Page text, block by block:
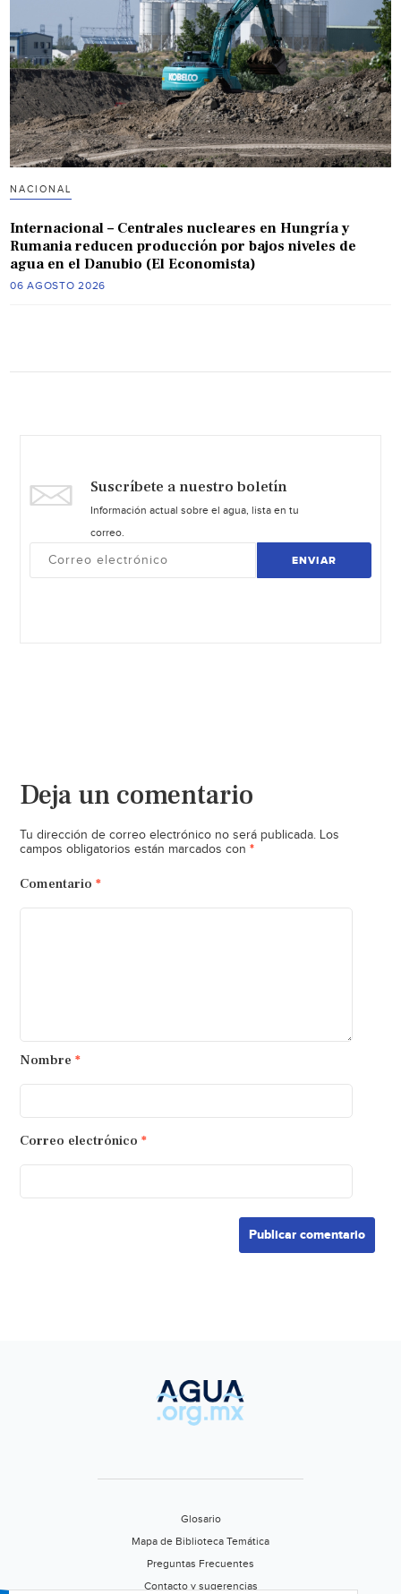
NACIONAL
Internacional – Centrales nucleares en Hungría y
Rumania reducen producción por bajos niveles de
agua en el Danubio (El Economista)
06 AGOSTO 2026
Suscríbete a nuestro boletín
Información actual sobre el agua, lista en tu
correo.
ENVIAR
Deja un comentario
Tu dirección de correo electrónico no será publicada. Los
campos obligatorios están marcados con *
Comentario *
Nombre *
Correo electrónico *
Glosario
Mapa de Biblioteca Temática
Preguntas Frecuentes
Contacto y sugerencias